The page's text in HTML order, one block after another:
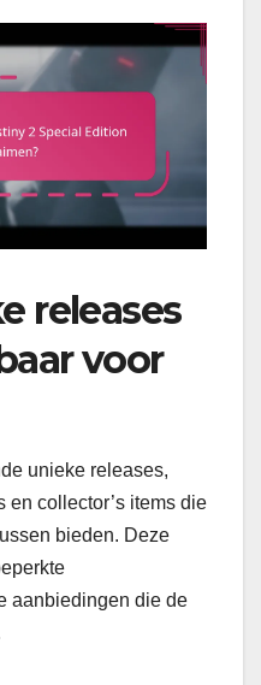
releases
voor
unieke releases,
collector’s items die
bieden. Deze
aanbiedingen die de